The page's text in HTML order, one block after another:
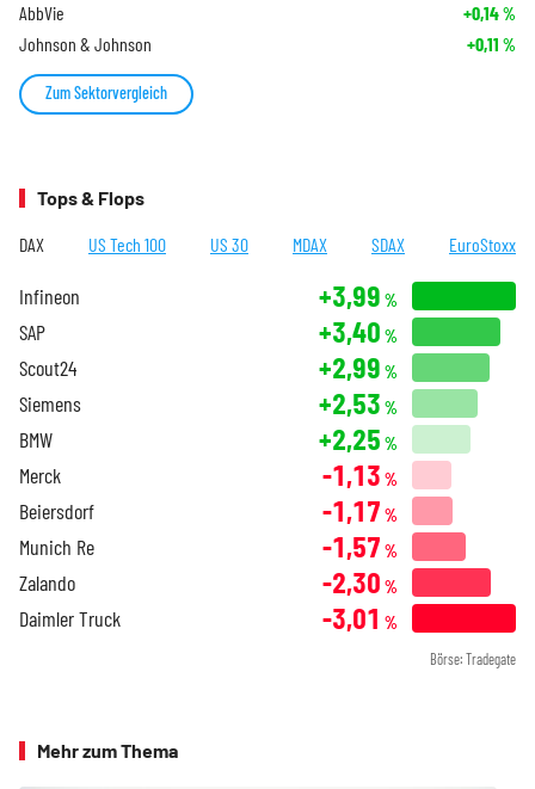
AbbVie +0,14%
Johnson & Johnson +0,11 %
Zum Sektorvergleich
Tops & Flops
DAX US Tech 100 US 30 MDAX SDAX EuroStoxx
Infineon +3,99 %
SAP +3,40 %
Scout24 +2,99 %
Siemens +2,53 %
BMW +2,25 %
Merck -1,13 %
Beiersdorf -1,17 %
Munich Re -1,57 %
Zalando -2,30 %
Daimler Truck -3,01 %
Börse: Tradegate
Mehr zum Thema